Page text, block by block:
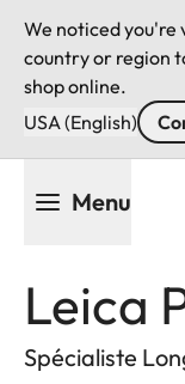
We noticed you're
country or region
shop online.
USA (English)
Menu
Leica
Spécialiste